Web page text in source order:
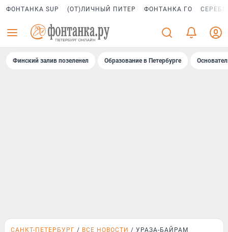
ФОНТАНКА SUP (ОТ)ЛИЧНЫЙ ПИТЕР ФОНТАНКА ГО
Финский залив позеленел Образование в Петербурге
САНКТ-ПЕТЕРБУРГ ВСЕ НОВОСТИ УРАЗА-БАЙРАМ